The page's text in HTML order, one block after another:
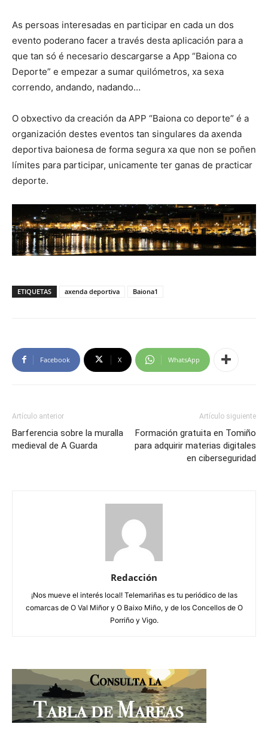
As persoas interesadas en participar en cada un dos
evento poderano facer a través desta aplicación para a
que tan só é necesario descargarse a App “Baiona co
Deporte” e empezar a sumar quilómetros, xa sexa
correndo, andando, nadando…
O obxectivo da creación da APP “Baiona co deporte” é a
organización destes eventos tan singulares da axenda
deportiva baionesa de forma segura xa que non se poñen
límites para participar, unicamente ter ganas de practicar
deporte.
ETIQUETAS axenda deportiva Baiona1
Facebook X WhatsApp
Artículo anterior
Barferencia sobre la muralla
medieval de A Guarda
Artículo siguiente
Formación gratuita en Tomiño
para adquirir materias digitales
en ciberseguridad
Redacción
¡Nos mueve el interés local! Telemariñas es tu periódico de las
comarcas de O Val Miñor y O Baixo Miño, y de los Concellos de O
Porriño y Vigo.